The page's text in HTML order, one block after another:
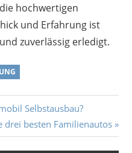
hochwertigen
und Erfahrung ist
zuverlässig erledigt.
Selbstausbau?
drei besten Familienautos